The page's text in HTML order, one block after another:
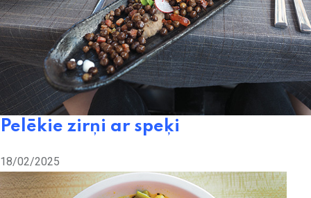
Pelēkie zirņi ar speķi
18/02/2025